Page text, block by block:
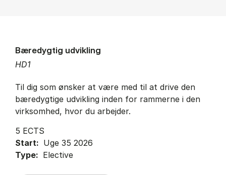
HD1
Bæredygtig udvikling
Til dig som ønsker at være med til at drive den
bæredygtige udvikling inden for rammerne i den
virksomhed, hvor du arbejder.
5 ECTS
Start: Uge 35 2026
Type: Elective